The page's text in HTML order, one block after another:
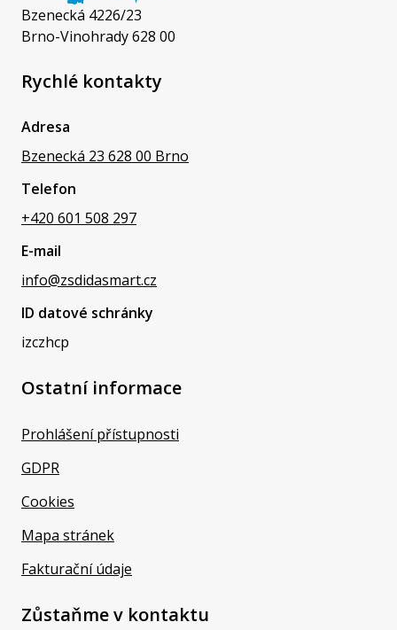
Bzenecká 4226/23
Brno-Vinohrady 628 00
Rychlé kontakty
Adresa
Bzenecká 23 628 00 Brno
Telefon
+420 601 508 297
E-mail
info@zsdidasmart.cz
ID datové schránky
izczhcp
Ostatní informace
Prohlášení přístupnosti
GDPR
Cookies
Mapa stránek
Fakturační údaje
Zůstaňme v kontaktu